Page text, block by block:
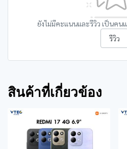
ยังไม่มีคะแนนและรีวิว เป็นคน
รีวิว
สินค้าที่เกี่ยวข้อง